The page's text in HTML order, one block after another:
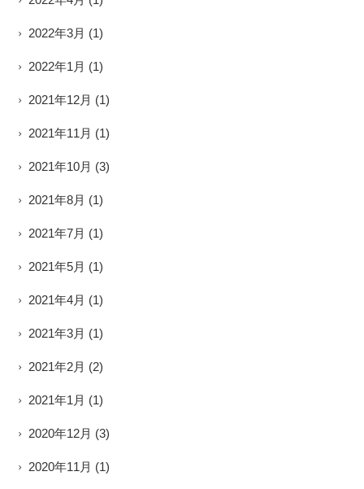
2022年3月 (1)
2022年1月 (1)
2021年12月 (1)
2021年11月 (1)
2021年10月 (3)
2021年8月 (1)
2021年7月 (1)
2021年5月 (1)
2021年4月 (1)
2021年3月 (1)
2021年2月 (2)
2021年1月 (1)
2020年12月 (3)
2020年11月 (1)